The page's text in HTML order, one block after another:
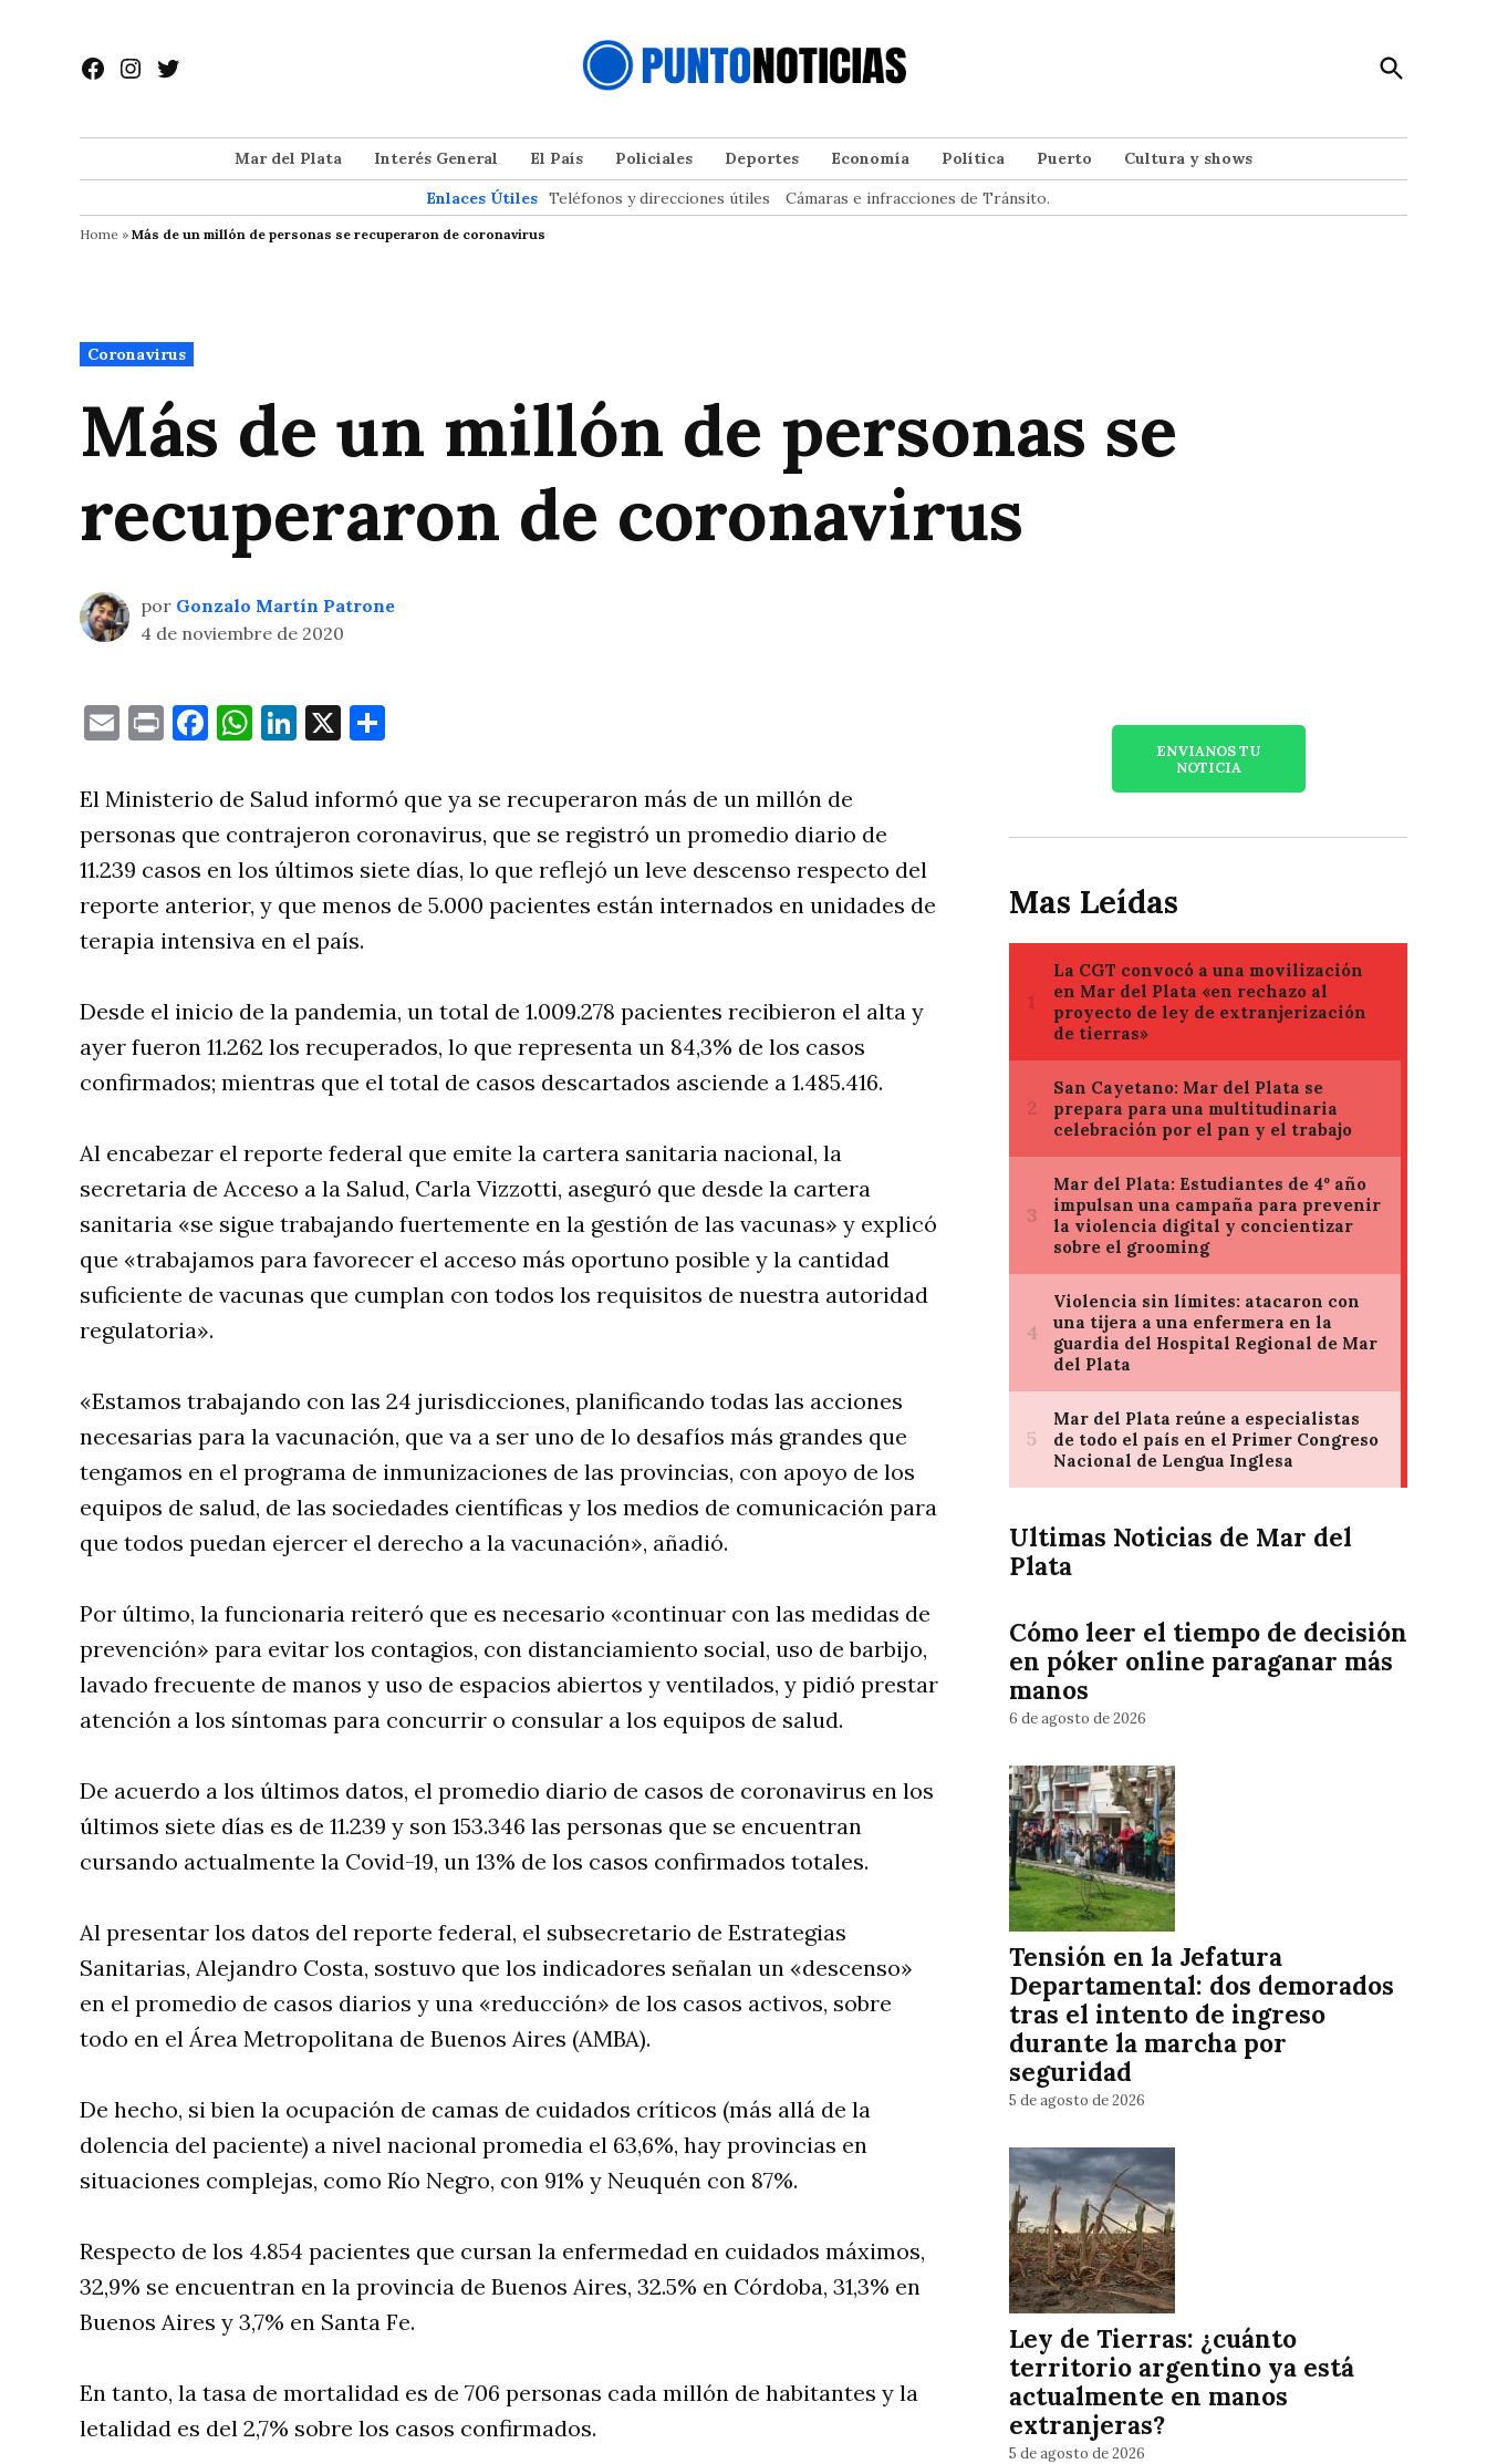
contenido
Facebook
Instagram
Twitter
Open
Search
Mar del Plata Interés General El País Policiales Deportes Economía Política Puerto
Cultura y shows
Enlaces Útiles Teléfonos y direcciones útiles Cámaras e infracciones de Tránsito.
Home » Más de un millón de personas se recuperaron de coronavirus
Publicado
en
Coronavirus
Más de un millón de personas se
recuperaron de coronavirus
por Gonzalo Martín Patrone
4 de noviembre de 2020
EmailPrintFacebook
WhatsApp
LinkedIn
X
El Ministerio de Salud informó que ya se recuperaron más de un millón de
personas que contrajeron coronavirus, que se registró un promedio diario de
11.239 casos en los últimos siete días, lo que reflejó un leve descenso respecto del
reporte anterior, y que menos de 5.000 pacientes están internados en unidades de
terapia intensiva en el país.
Desde el inicio de la pandemia, un total de 1.009.278 pacientes recibieron el alta y
ayer fueron 11.262 los recuperados, lo que representa un 84,3% de los casos
confirmados; mientras que el total de casos descartados asciende a 1.485.416.
Al encabezar el reporte federal que emite la cartera sanitaria nacional, la
secretaria de Acceso a la Salud, Carla Vizzotti, aseguró que desde la cartera
sanitaria «se sigue trabajando fuertemente en la gestión de las vacunas» y explicó
que «trabajamos para favorecer el acceso más oportuno posible y la cantidad
suficiente de vacunas que cumplan con todos los requisitos de nuestra autoridad
regulatoria».
«Estamos trabajando con las 24 jurisdicciones, planificando todas las acciones
necesarias para la vacunación, que va a ser uno de lo desafíos más grandes que
tengamos en el programa de inmunizaciones de las provincias, con apoyo de los
equipos de salud, de las sociedades científicas y los medios de comunicación para
que todos puedan ejercer el derecho a la vacunación», añadió.
Por último, la funcionaria reiteró que es necesario «continuar con las medidas de
prevención» para evitar los contagios, con distanciamiento social, uso de barbijo,
lavado frecuente de manos y uso de espacios abiertos y ventilados, y pidió prestar
atención a los síntomas para concurrir o consular a los equipos de salud.
De acuerdo a los últimos datos, el promedio diario de casos de coronavirus en los
últimos siete días es de 11.239 y son 153.346 las personas que se encuentran
cursando actualmente la Covid-19, un 13% de los casos confirmados totales.
Al presentar los datos del reporte federal, el subsecretario de Estrategias
Sanitarias, Alejandro Costa, sostuvo que los indicadores señalan un «descenso»
en el promedio de casos diarios y una «reducción» de los casos activos, sobre
todo en el Área Metropolitana de Buenos Aires (AMBA).
De hecho, si bien la ocupación de camas de cuidados críticos (más allá de la
dolencia del paciente) a nivel nacional promedia el 63,6%, hay provincias en
situaciones complejas, como Río Negro, con 91% y Neuquén con 87%.
Respecto de los 4.854 pacientes que cursan la enfermedad en cuidados máximos,
32,9% se encuentran en la provincia de Buenos Aires, 32.5% en Córdoba, 31,3% en
Buenos Aires y 3,7% en Santa Fe.
En tanto, la tasa de mortalidad es de 706 personas cada millón de habitantes y la
letalidad es del 2,7% sobre los casos confirmados.
ENVIANOS TU
NOTICIA
Mas Leídas
Ultimas Noticias de Mar del
Plata
Cómo leer el tiempo de decisión
en póker online paraganar más
manos
6 de agosto de 2026
Tensión en la Jefatura
Departamental: dos demorados
tras el intento de ingreso
durante la marcha por
seguridad
5 de agosto de 2026
Ley de Tierras: ¿cuánto
territorio argentino ya está
actualmente en manos
extranjeras?
5 de agosto de 2026